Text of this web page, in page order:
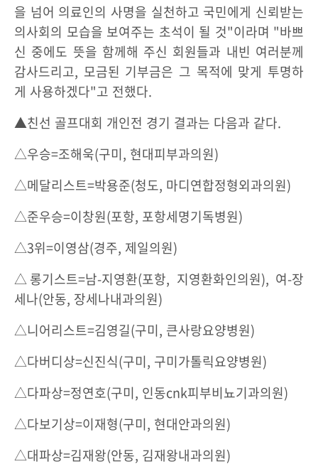
을 넘어 의료인의 사명을 실천하고 국민에게 신뢰받는
의사회의 모습을 보여주는 초석이 될 것"이라며 "바쁘
신 중에도 뜻을 함께해 주신 회원들과 내빈 여러분께
감사드리고, 모금된 기부금은 그 목적에 맞게 투명하
게 사용하겠다"고 전했다.
▲친선 골프대회 개인전 경기 결과는 다음과 같다.
△우승=조해욱(구미, 현대피부과의원)
△메달리스트=박용준(청도, 마디연합정형외과의원)
△준우승=이창원(포항, 포항세명기독병원)
△3위=이영삼(경주, 제일의원)
△롱기스트=남-지영환(포항, 지영환화인의원), 여-장
세나(안동, 장세나내과의원)
△니어리스트=김영길(구미, 큰사랑요양병원)
△다버디상=신진식(구미, 구미가톨릭요양병원)
△다파상=정연호(구미, 인동cnk피부비뇨기과의원)
△다보기상=이재형(구미, 현대안과의원)
△대파상=김재왕(안동, 김재왕내과의원)